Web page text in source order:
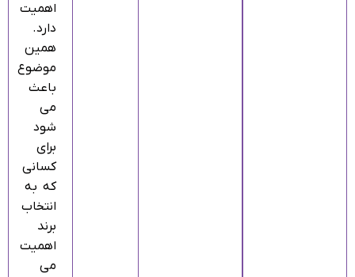
اهمیت
دارد.
همین
موضوع
باعث
می‌
شود
برای
کسانی
که به
انتخاب
برند
اهمیت
می‌